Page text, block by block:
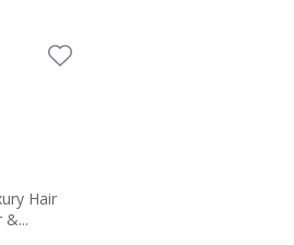
Hair
&...